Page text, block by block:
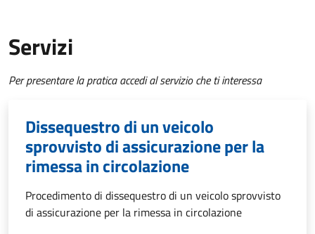
Servizi
Per presentare la pratica accedi al servizio che ti interessa
Dissequestro di un veicolo
sprovvisto di assicurazione per la
rimessa in circolazione
Procedimento di dissequestro di un veicolo sprovvisto
di assicurazione per la rimessa in circolazione